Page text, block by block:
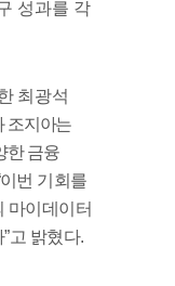
성과를 각
최광석
조지아는
한 금융
이번 기회를
마이데이터
”고 밝혔다.